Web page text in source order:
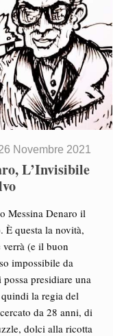
Novembre 2021
L’Invisibile
Messina Denaro il
È questa la novità,
verrà (e il buon
impossibile da
presidiare una
la regia del
da 28 anni, di
dolci alla ricotta